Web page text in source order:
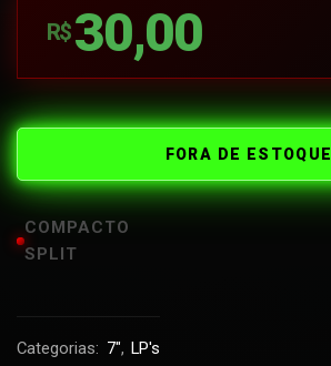
R$ 30,00
FORA DE ESTOQUE
COMPACTO
SPLIT
Categorias: 7", LP's